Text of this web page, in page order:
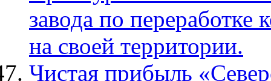
завода по переработке
на своей территории.
Чистая прибыль